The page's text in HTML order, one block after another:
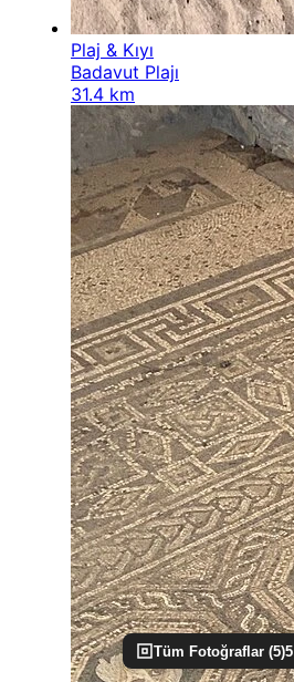
Tüm Fotoğraflar (5)5
Plaj & Kıyı
Badavut Plajı
31.4 km